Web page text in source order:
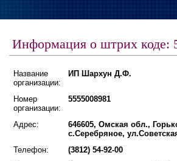
Информация о штрих коде:
Название
организации:
ИП Шархун Д.Ф.
Номер
организации:
5555008981
Адрес:
646605, Омская обл.,
с.Серебряное,
Телефон:
(3812) 54-92-00